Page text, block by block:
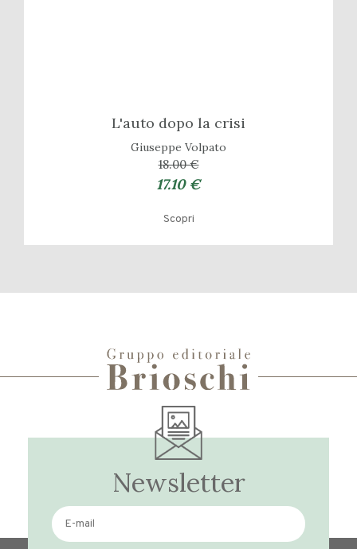
L'auto dopo la crisi
Giuseppe Volpato
18.00 €
17.10 €
Scopri
Newsletter